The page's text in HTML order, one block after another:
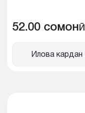
52.00 сомонӣ
Илова кардан